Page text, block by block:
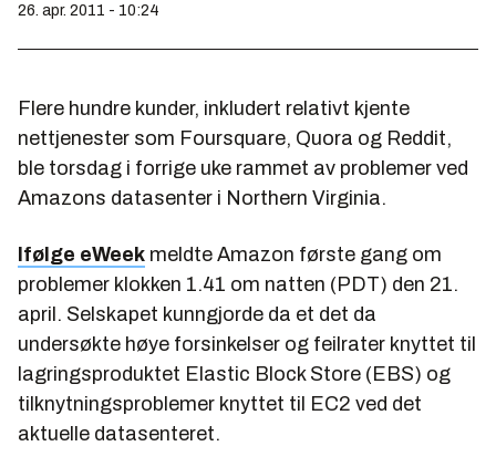
26. apr. 2011 - 10:24
Flere hundre kunder, inkludert relativt kjente
nettjenester som Foursquare, Quora og Reddit,
ble torsdag i forrige uke rammet av problemer ved
Amazons datasenter i Northern Virginia.
Ifølge eWeek meldte Amazon første gang om
problemer klokken 1.41 om natten (PDT) den 21.
april. Selskapet kunngjorde da et det da
undersøkte høye forsinkelser og feilrater knyttet til
lagringsproduktet Elastic Block Store (EBS) og
tilknytningsproblemer knyttet til EC2 ved det
aktuelle datasenteret.